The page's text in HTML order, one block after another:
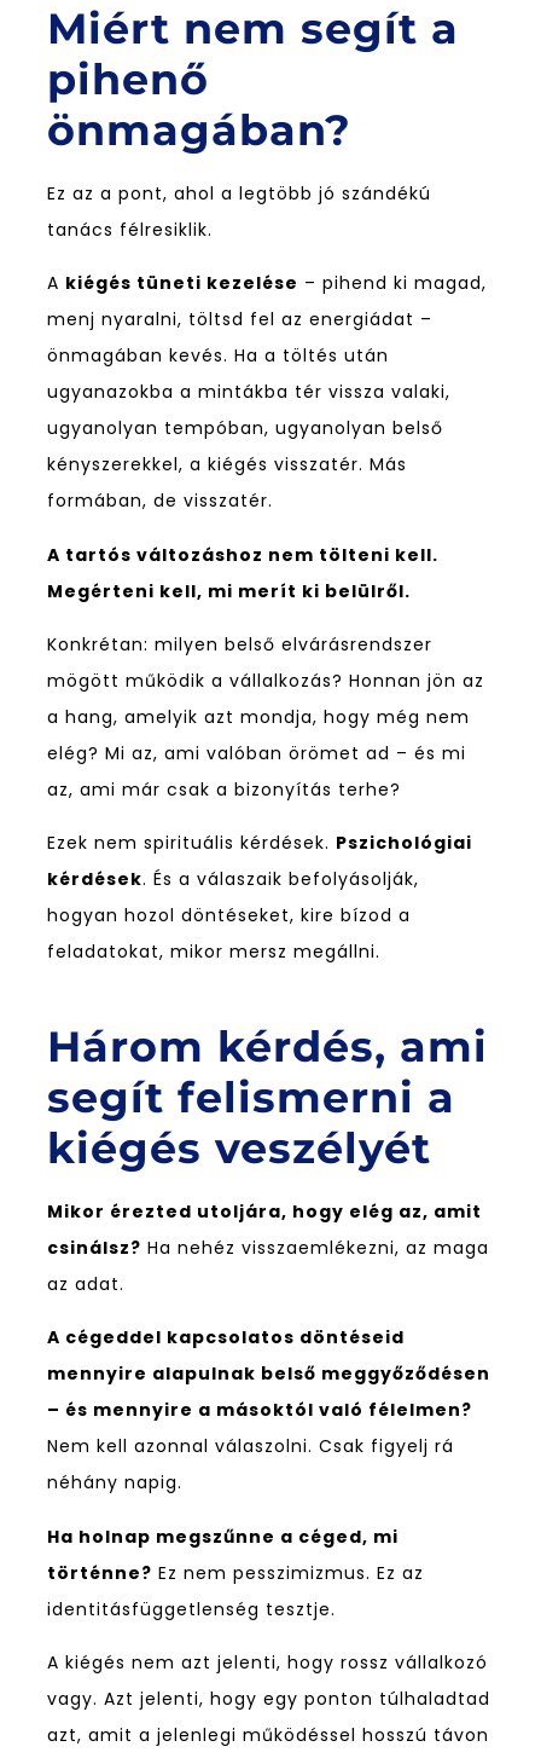
Miért nem segít a
pihenő
önmagában?
Ez az a pont, ahol a legtöbb jó szándékú
tanács félresiklik.
A kiégés tüneti kezelése – pihend ki magad,
menj nyaralni, töltsd fel az energiádat –
önmagában kevés. Ha a töltés után
ugyanazokba a mintákba tér vissza valaki,
ugyanolyan tempóban, ugyanolyan belső
kényszerekkel, a kiégés visszatér. Más
formában, de visszatér.
A tartós változáshoz nem tölteni kell.
Megérteni kell, mi merít ki belülről.
Konkrétan: milyen belső elvárásrendszer
mögött működik a vállalkozás? Honnan jön az
a hang, amelyik azt mondja, hogy még nem
elég? Mi az, ami valóban örömet ad – és mi
az, ami már csak a bizonyítás terhe?
Ezek nem spirituális kérdések. Pszichológiai
kérdések. És a válaszaik befolyásolják,
hogyan hozol döntéseket, kire bízod a
feladatokat, mikor mersz megállni.
Három kérdés, ami
segít felismerni a
kiégés veszélyét
Mikor érezted utoljára, hogy elég az, amit
csinálsz? Ha nehéz visszaemlékezni, az maga
az adat.
A cégeddel kapcsolatos döntéseid
mennyire alapulnak belső meggyőződésen
– és mennyire a másoktól való félelmen?
Nem kell azonnal válaszolni. Csak figyelj rá
néhány napig.
Ha holnap megszűnne a céged, mi
történne? Ez nem pesszimizmus. Ez az
identitásfüggetlenség tesztje.
A kiégés nem azt jelenti, hogy rossz vállalkozó
vagy. Azt jelenti, hogy egy ponton túlhaladtad
azt, amit a jelenlegi működéssel hosszú távon